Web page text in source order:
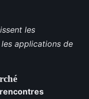
les
applications de